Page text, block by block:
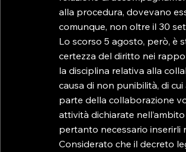
alla procedura, dovevano
comunque, non oltre il 30
Lo scorso 5 agosto, però, è
certezza del diritto nei
la disciplina relativa alla
causa di non punibilità, di cui
parte della collaborazione
attività dichiarate
pertanto necessario inserirli
Considerato che il decreto